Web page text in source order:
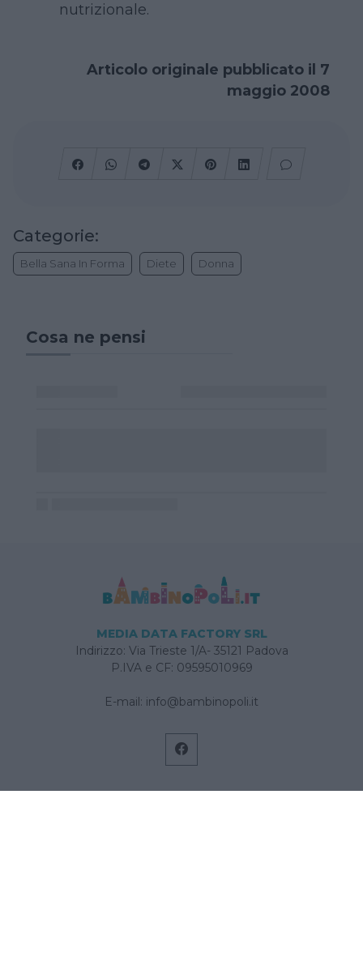
nutrizionale.
Articolo originale pubblicato il 7
maggio 2008
Categorie:
Bella Sana In Forma Diete Donna
Cosa ne pensi
MEDIA DATA FACTORY SRL
Indirizzo: Via Trieste 1/A- 35121 Padova
P.IVA e CF: 09595010969
E-mail: info@bambinopoli.it